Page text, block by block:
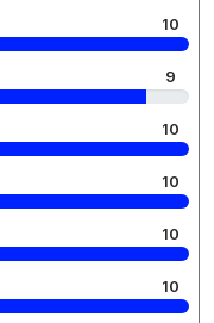
10
9
10
10
10
10